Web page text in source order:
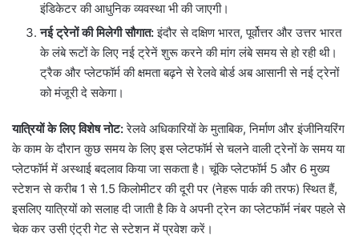
इंडिकेटर की आधुनिक व्यवस्था भी की जाएगी।
नई ट्रेनों की मिलेगी सौगात:इंदौर से दक्षिण भारत, पूर्वोत्तर और उत्तर भारत
के लंबे रूटों के लिए नई ट्रेनें शुरू करने की मांग लंबे समय से हो रही थी।
ट्रैक और प्लेटफॉर्म की क्षमता बढ़ने से रेलवे बोर्ड अब आसानी से नई ट्रेनों
को मंजूरी दे सकेगा।
यात्रियों के लिए विशेष नोट:रेलवे अधिकारियों के मुताबिक, निर्माण और इंजीनियरिंग
के काम के दौरान कुछ समय के लिए इस प्लेटफॉर्म से चलने वाली ट्रेनों के समय या
प्लेटफॉर्म में अस्थाई बदलाव किया जा सकता है। चूंकि प्लेटफॉर्म 5 और 6 मुख्य
स्टेशन से करीब 1 से 1.5 किलोमीटर की दूरी पर (नेहरू पार्क की तरफ) स्थित हैं,
इसलिए यात्रियों को सलाह दी जाती है कि वे अपनी ट्रेन का प्लेटफॉर्म नंबर पहले से
चेक कर उसी एंट्री गेट से स्टेशन में प्रवेश करें।